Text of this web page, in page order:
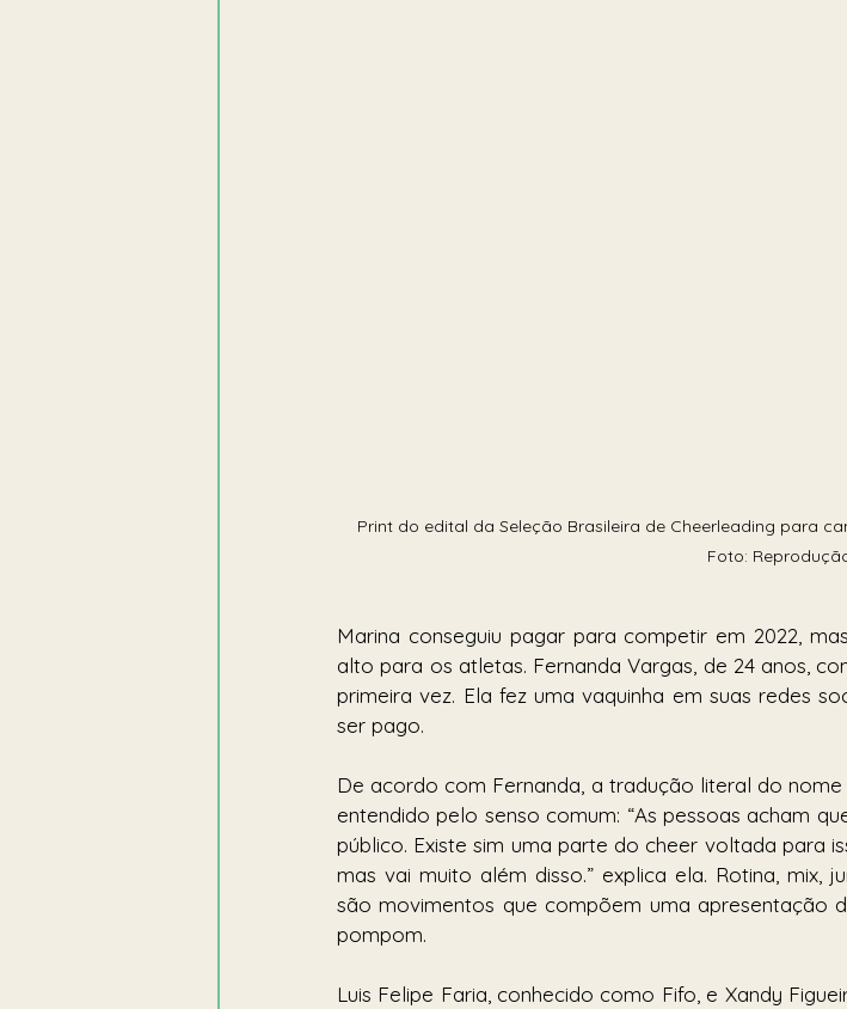
Print do edital da Seleção Brasileira de Cheerleading para
Foto:
Marina conseguiu pagar para competir em 2022,
alto para os atletas. Fernanda Vargas, de 24 anos,
primeira vez. Ela fez uma vaquinha em suas redes
ser pago.
De acordo com Fernanda, a tradução literal do
entendido pelo senso comum: “As pessoas acham
público. Existe sim uma parte do cheer voltada para
mas vai muito além disso.” explica ela. Rotina, mix,
são movimentos que compõem uma apresentação
pompom.
Luis Felipe Faria, conhecido como Fifo, e Xandy